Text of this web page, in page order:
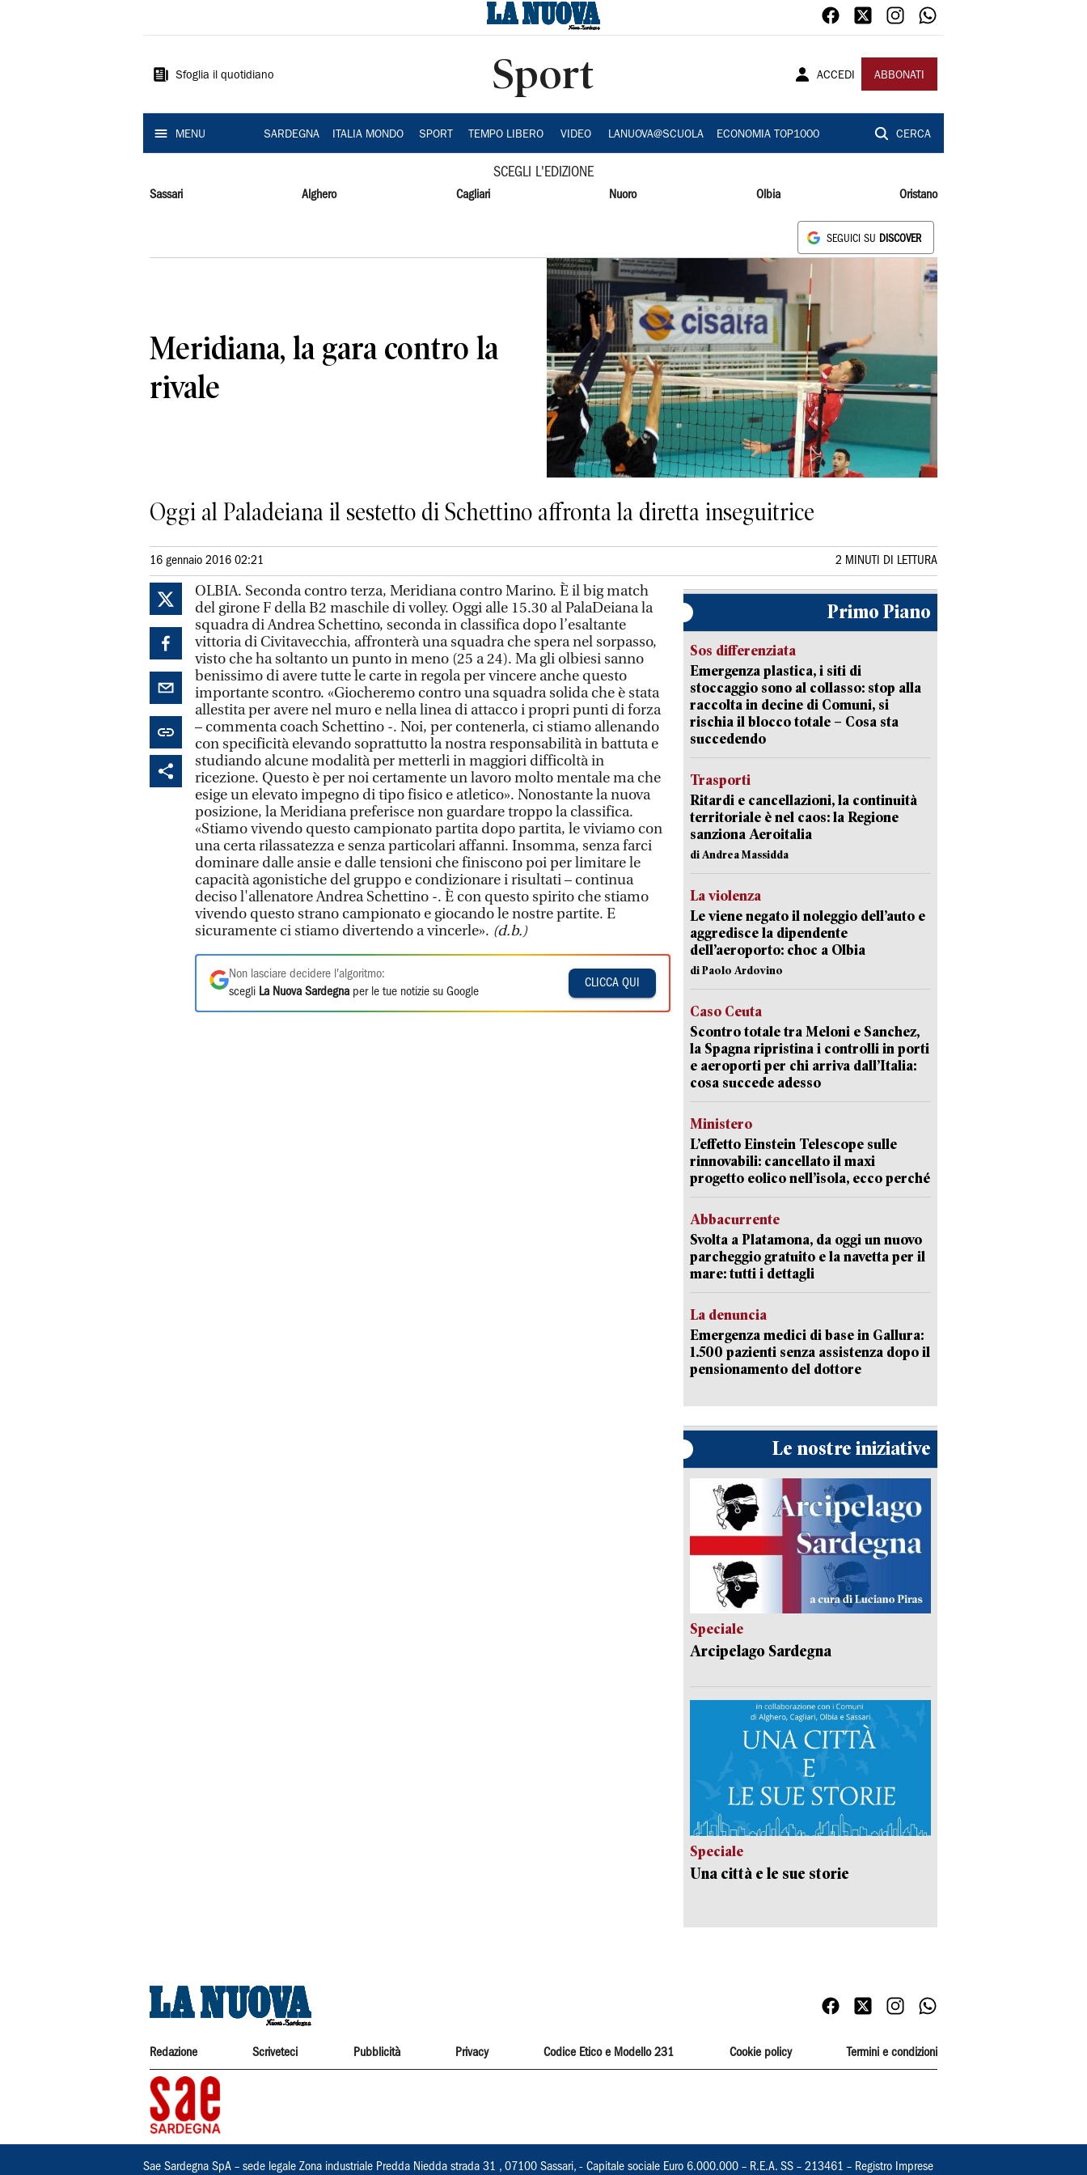
Sardegna
Sfoglia il quotidiano Sport ACCEDI ABBONATI
MENU SARDEGNA ITALIA MONDO SPORT TEMPO LIBERO VIDEO LANUOVA@SCUOLA ECONOMIA TOP1000 CERCA
SCEGLI L'EDIZIONE
Sassari Alghero Cagliari Nuoro Olbia Oristano
SEGUICI SU DISCOVER
Meridiana, la gara contro la
rivale
Oggi al Paladeiana il sestetto di Schettino affronta la diretta inseguitrice
16 gennaio 2016 02:21 2 MINUTI DI LETTURA
OLBIA. Seconda contro terza, Meridiana contro Marino. È il big match
del girone F della B2 maschile di volley. Oggi alle 15.30 al PalaDeiana la
squadra di Andrea Schettino, seconda in classifica dopo l’esaltante
vittoria di Civitavecchia, affronterà una squadra che spera nel sorpasso,
visto che ha soltanto un punto in meno (25 a 24). Ma gli olbiesi sanno
benissimo di avere tutte le carte in regola per vincere anche questo
importante scontro. «Giocheremo contro una squadra solida che è stata
allestita per avere nel muro e nella linea di attacco i propri punti di forza
– commenta coach Schettino -. Noi, per contenerla, ci stiamo allenando
con specificità elevando soprattutto la nostra responsabilità in battuta e
studiando alcune modalità per metterli in maggiori difficoltà in
ricezione. Questo è per noi certamente un lavoro molto mentale ma che
esige un elevato impegno di tipo fisico e atletico». Nonostante la nuova
posizione, la Meridiana preferisce non guardare troppo la classifica.
«Stiamo vivendo questo campionato partita dopo partita, le viviamo con
una certa rilassatezza e senza particolari affanni. Insomma, senza farci
dominare dalle ansie e dalle tensioni che finiscono poi per limitare le
capacità agonistiche del gruppo e condizionare i risultati – continua
deciso l'allenatore Andrea Schettino -. È con questo spirito che stiamo
vivendo questo strano campionato e giocando le nostre partite. E
sicuramente ci stiamo divertendo a vincerle». (d.b.)
Non lasciare decidere l'algoritmo:
scegli La Nuova Sardegna per le tue notizie su Google
CLICCA QUI
Primo Piano
Sos differenziata
Emergenza plastica, i siti di
stoccaggio sono al collasso: stop alla
raccolta in decine di Comuni, si
rischia il blocco totale – Cosa sta
succedendo
Trasporti
Ritardi e cancellazioni, la continuità
territoriale è nel caos: la Regione
sanziona Aeroitalia
di Andrea Massidda
La violenza
Le viene negato il noleggio dell’auto e
aggredisce la dipendente
dell’aeroporto: choc a Olbia
di Paolo Ardovino
Caso Ceuta
Scontro totale tra Meloni e Sanchez,
la Spagna ripristina i controlli in porti
e aeroporti per chi arriva dall’Italia:
cosa succede adesso
Ministero
L’effetto Einstein Telescope sulle
rinnovabili: cancellato il maxi
progetto eolico nell’isola, ecco perché
Abbacurrente
Svolta a Platamona, da oggi un nuovo
parcheggio gratuito e la navetta per il
mare: tutti i dettagli
La denuncia
Emergenza medici di base in Gallura:
1.500 pazienti senza assistenza dopo il
pensionamento del dottore
Le nostre iniziative
Speciale
Arcipelago Sardegna
Speciale
Una città e le sue storie
Redazione Scriveteci Pubblicità Privacy Codice Etico e Modello 231 Cookie policy Termini e condizioni
Sae Sardegna SpA – sede legale Zona industriale Predda Niedda strada 31 , 07100 Sassari, - Capitale sociale Euro 6.000.000 – R.E.A. SS – 213461 – Registro Imprese